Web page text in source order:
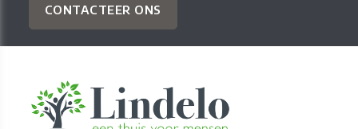
CONTACTEER ONS